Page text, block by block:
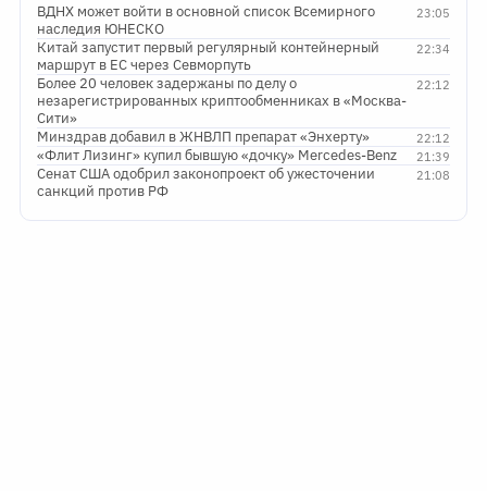
23:05
ВДНХ может войти в основной список Всемирного
наследия ЮНЕСКО
22:34
Китай запустит первый регулярный контейнерный
маршрут в ЕС через Севморпуть
22:12
Более 20 человек задержаны по делу о
незарегистрированных криптообменниках в «Москва-
Сити»
22:12
Минздрав добавил в ЖНВЛП препарат «Энхерту»
21:39
«Флит Лизинг» купил бывшую «дочку» Mercedes-Benz
21:08
Сенат США одобрил законопроект об ужесточении
санкций против РФ